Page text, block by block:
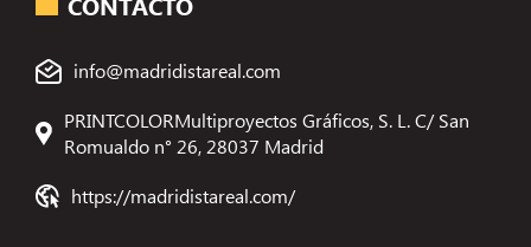
info@madridistareal.com
PRINTCOLORMultiproyectos Gráficos, S. L. C/ San
Romualdo n° 26, 28037 Madrid
https://madridistareal.com/